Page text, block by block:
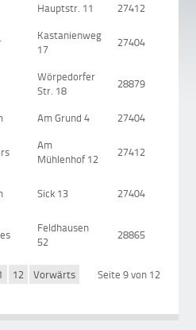
Hauptstr. 11 27412
Kastanienweg
17
27404
Wörpedorfer
Str. 18
28879
Am Grund 4 27404
Am
Mühlenhof 12
27412
Sick 13 27404
Feldhausen
52
28865
Seite 9 von 12
12 Vorwärts